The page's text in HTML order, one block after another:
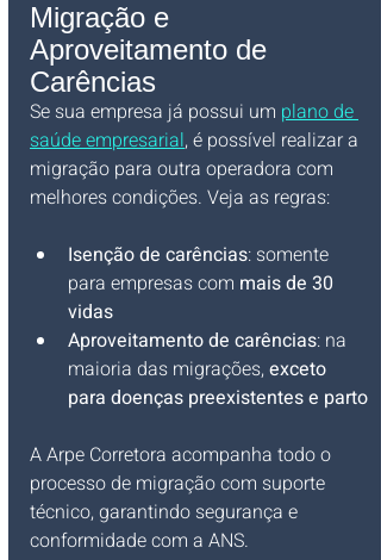
Migração e
Aproveitamento de
Carências
Se sua empresa já possui um plano de
saúde empresarial, é possível realizar a
migração para outra operadora com
melhores condições. Veja as regras:
Isenção de carências: somente
para empresas com mais de 30
vidas
Aproveitamento de carências: na
maioria das migrações, exceto
para doenças preexistentes e parto
A Arpe Corretora acompanha todo o
processo de migração com suporte
técnico, garantindo segurança e
conformidade com a ANS.